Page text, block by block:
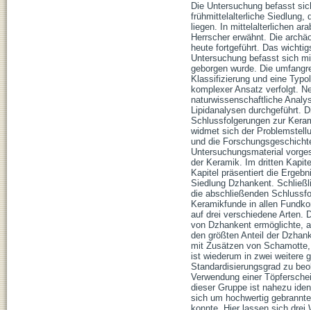
Die Untersuchung befasst
frühmittelalterliche Siedlung,
liegen. In mittelalterlichen
Herrscher erwähnt. Die
heute fortgeführt. Das
Untersuchung befasst sich
geborgen wurde. Die
Klassifizierung und eine
komplexer Ansatz verfolgt.
naturwissenschaftliche
Lipidanalysen durchgeführt.
Schlussfolgerungen zur
widmet sich der
und die
Untersuchungsmaterial
der Keramik. Im dritten
Kapitel präsentiert die
Siedlung Dzhankent.
die abschließenden
Keramikfunde in allen
auf drei verschiedene Arten.
von Dzhankent ermöglichte,
den größten Anteil der
mit Zusätzen von
ist wiederum in zwei weitere
Standardisierungsgrad zu
Verwendung einer
dieser Gruppe ist nahezu
sich um hochwertig